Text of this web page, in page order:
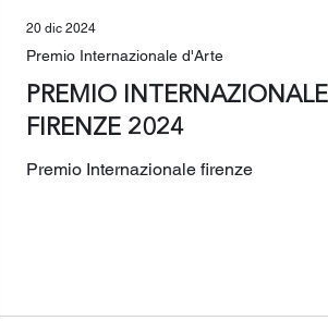
PREMIO INTERNAZIONALE
FIRENZE 2024
Premio Internazionale firenze
Premio Internazionale d'Arte
20 dic 2024